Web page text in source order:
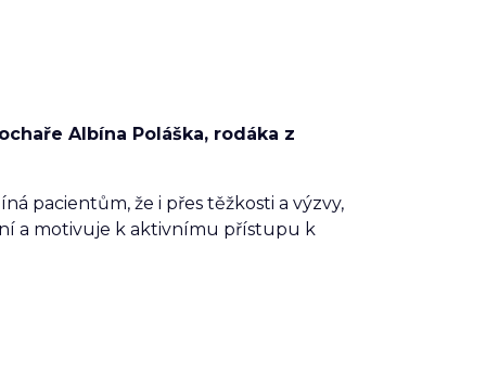
Albína Poláška, rodáka z
pacientům, že i přes těžkosti a výzvy,
a motivuje k aktivnímu přístupu k